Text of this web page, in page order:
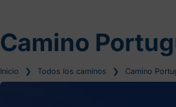
Camino
Inicio ❯ Todos los caminos ❯ Camino